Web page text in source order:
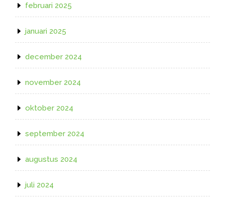
februari 2025
januari 2025
december 2024
november 2024
oktober 2024
september 2024
augustus 2024
juli 2024